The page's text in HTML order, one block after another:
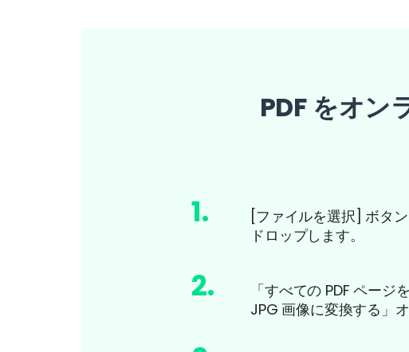
PDF をオン
1.
[ファイルを選択] ボタ
ドロップします。
2.
「すべての PDF ペー
JPG 画像に変換する」